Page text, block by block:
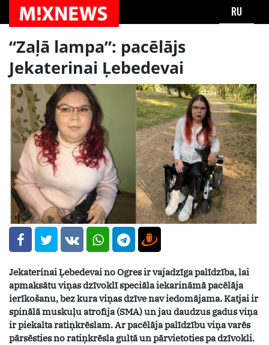
RU
“Zaļā lampa”: pacēlājs
Jekaterinai Ļebedevai
Jekaterinai Ļebedevai no Ogres ir vajadzīga palīdzība, lai
apmaksātu viņas dzīvoklī speciāla iekarināmā pacēlāja
ierīkošanu, bez kura viņas dzīve nav iedomājama. Katjai ir
spinālā muskuļu atrofija (SMA) un jau daudzus gadus viņa
ir piekalta ratiņkrēslam. Ar pacēlāja palīdzību viņa varēs
pārsēsties no ratiņkrēsla gultā un pārvietoties pa dzīvokli.